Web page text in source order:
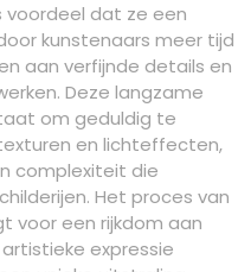
voordeel dat ze een
kunstenaars meer tijd
aan verfijnde details en
Deze langzame
om geduldig te
en lichteffecten,
complexiteit die
Het proces van
voor een rijkdom aan
expressie